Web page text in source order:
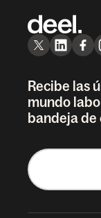
Recibe las
mundo
bandeja de